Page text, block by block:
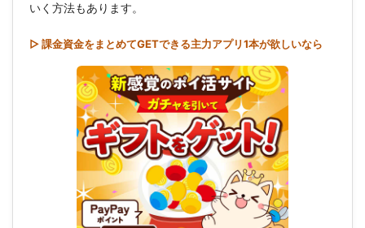
いく方法もあります。
▷ 課金資金をまとめてGETできる主力アプリ1本が欲しいなら